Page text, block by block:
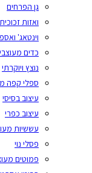
גן הפרחים
ואזות זכוכית
וינטאג'
כדים
נוצץ ויוקרתי
ספלי קפה
עיצוב בסיסי
עיצוב כפרי
עששיות
פסלי נוי
פמוטים